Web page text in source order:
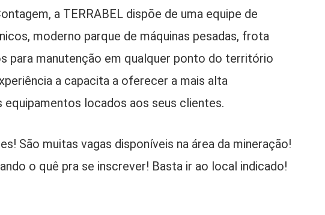
a TERRABEL dispõe de uma equipe de
moderno parque de máquinas pesadas, frota
para manutenção em qualquer ponto do território
a capacita a oferecer a mais alta
equipamentos locados aos seus clientes.
São muitas vagas disponíveis na área da mineração!
o quê pra se inscrever! Basta ir ao local indicado!